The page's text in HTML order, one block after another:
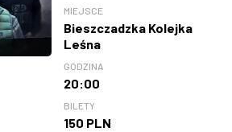
MIEJSCE
Bieszczadzka Kolejka
Leśna
GODZINA
20:00
BILETY
150 PLN